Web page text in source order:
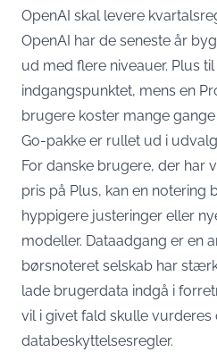
OpenAI skal levere
OpenAI har de seneste år
ud med flere niveauer. Plus
indgangspunktet, mens en
brugere koster mange
Go-pakke er rullet ud i
For danske brugere, der har
pris på Plus, kan en notering
hyppigere justeringer eller
modeller. Dataadgang er en
børsnoteret selskab har
lade brugerdata indgå i
vil i givet fald skulle vurderes
databeskyttelsesregler.